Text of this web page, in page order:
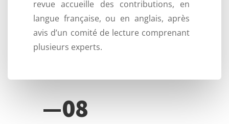
revue accueille des contributions, en
langue française, ou en anglais, après
avis d’un comité de lecture comprenant
plusieurs experts.
—08